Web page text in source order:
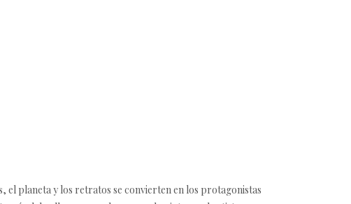
el planeta y los retratos se convierten en los protagonistas